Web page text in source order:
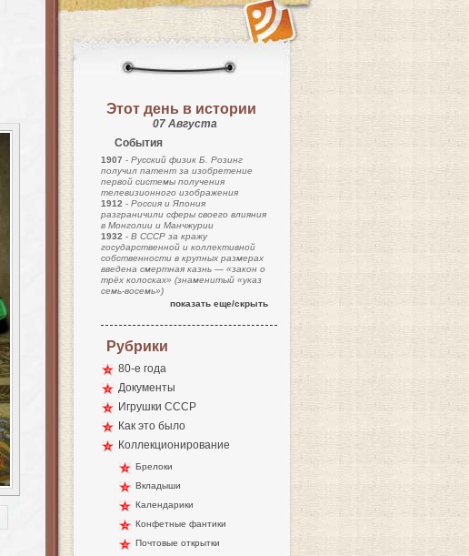
Этот день в истории
07 Августа
События
1907 - Русский физик Б. Розинг
получил патент за изобретение
первой системы получения
телевизионного изображения
1912 - Россия и Япония
разграничили сферы своего влияния
в Монголии и Манчжурии
1932 - В СССР за кражу
государственной и коллективной
собственности в крупных размерах
введена смертная казнь — «закон о
трёх колосках» (знаменитый «указ
семь-восемь»)
показать еще/скрыть
Рубрики
80-е года
Документы
Игрушки СССР
Как это было
Коллекционирование
Брелоки
Вкладыши
Календарики
Конфетные фантики
Почтовые открытки